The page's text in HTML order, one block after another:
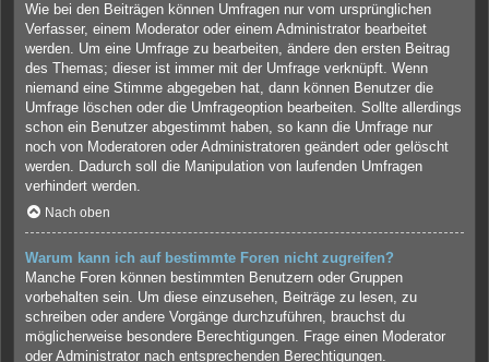
Wie bei den Beiträgen können Umfragen nur vom ursprünglichen
Verfasser, einem Moderator oder einem Administrator bearbeitet
werden. Um eine Umfrage zu bearbeiten, ändere den ersten Beitrag
des Themas; dieser ist immer mit der Umfrage verknüpft. Wenn
niemand eine Stimme abgegeben hat, dann können Benutzer die
Umfrage löschen oder die Umfrageoption bearbeiten. Sollte allerdings
schon ein Benutzer abgestimmt haben, so kann die Umfrage nur
noch von Moderatoren oder Administratoren geändert oder gelöscht
werden. Dadurch soll die Manipulation von laufenden Umfragen
verhindert werden.
Nach oben
Warum kann ich auf bestimmte Foren nicht zugreifen?
Manche Foren können bestimmten Benutzern oder Gruppen
vorbehalten sein. Um diese einzusehen, Beiträge zu lesen, zu
schreiben oder andere Vorgänge durchzuführen, brauchst du
möglicherweise besondere Berechtigungen. Frage einen Moderator
oder Administrator nach entsprechenden Berechtigungen.